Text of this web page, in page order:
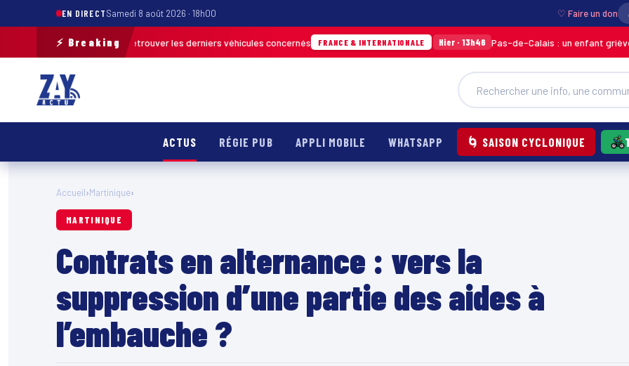
EN DIRECTSamedi 8 août 2026 · 18h00 ♡ Faire un don
⚡ Breaking
terrain pour retrouver les derniers véhicules concernés FRANCE & INTERNATIONALE Hier · 13h46 Pas-de-Calais : un enfant grièvement brûlé
ACTUS RÉGIE PUB APPLI MOBILE WHATSAPP 🌀 SAISON CYCLONIQUE
Accueil›Martinique›
MARTINIQUE
Contrats en alternance : vers la
suppression d’une partie des aides à
l’embauche ?